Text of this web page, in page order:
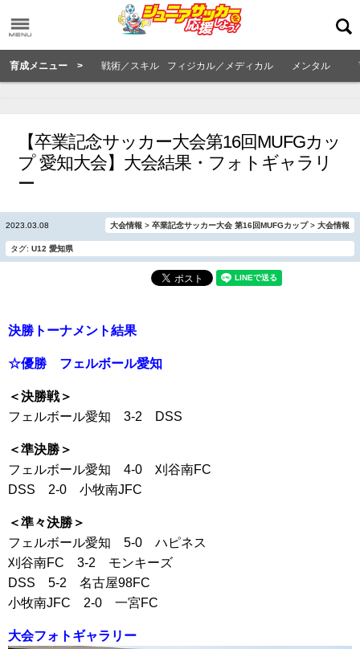
育成メニュー > 戦術／スキル フィジカル／メディカル メンタル
【卒業記念サッカー大会第16回MUFGカッ
プ 愛知大会】大会結果・フォトギャラリ
ー
2023.03.08 大会情報 > 卒業記念サッカー大会 第16回MUFGカップ> 大会情報
タグ: U12 愛知県
決勝トーナメント結果
☆優勝 フェルボール愛知
＜決勝戦＞
フェルボール愛知 3-2 DSS
＜準決勝＞
フェルボール愛知 4-0 刈谷南FC
DSS 2-0 小牧南JFC
＜準々決勝＞
フェルボール愛知 5-0 ハピネス
刈谷南FC 3-2 モンキーズ
DSS 5-2 名古屋98FC
小牧南JFC 2-0 一宮FC
大会フォトギャラリー